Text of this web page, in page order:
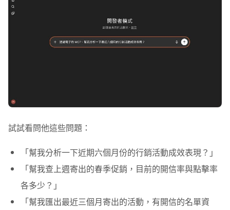
試試看問他這些問題：
「幫我分析一下近期六個月份的行銷活動成效表現？」
「幫我查上週寄出的春季促銷，目前的開信率與點擊率
各多少？」
「幫我匯出最近三個月寄出的活動，有開信的名單資